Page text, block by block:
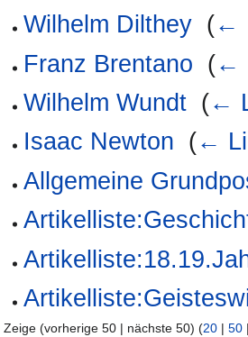
Wilhelm Dilthey (←
Franz Brentano (←
Wilhelm Wundt (←
Isaac Newton (←
Allgemeine
Zeige (vorherige 50 | nächste 50) (20 | 50